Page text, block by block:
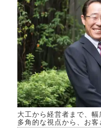
大工から経営者まで、
多角的な視点から、お